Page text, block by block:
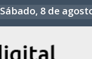
Sábado, 8 de